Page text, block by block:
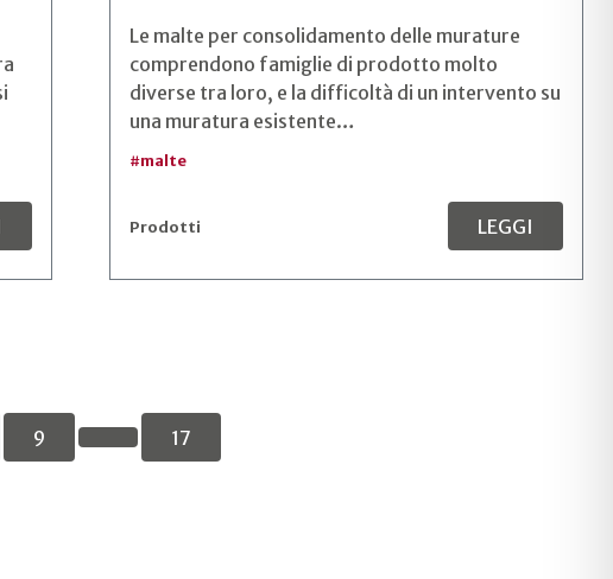
Le malte per consolidamento delle murature
comprendono famiglie di prodotto molto
diverse tra loro, e la difficoltà di un intervento su
una muratura esistente…
#malte
Prodotti LEGGI
9 17